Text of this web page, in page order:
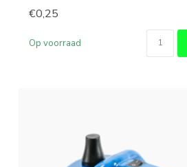
€0,25
Op voorraad